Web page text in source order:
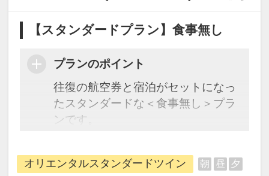
【スタンダードプラン】食事無し
プランのポイント
往復の航空券と宿泊がセットになっ
たスタンダードな＜食事無し＞プラ
ンです。
できるダイナミックパッケージだか
ら、一都市滞在はもちろん周遊旅行
オリエンタルスタンダードツイン 朝 昼 夕